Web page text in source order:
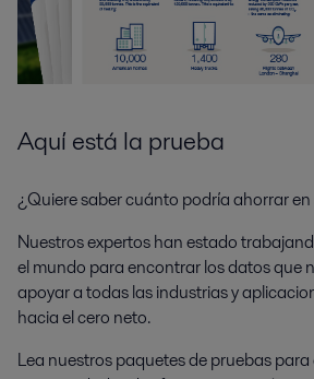
Aquí está la prueba
¿Quiere saber cuánto podría ahorrar
Nuestros expertos han estado
el mundo para encontrar los datos que
apoyar a todas las industrias y
hacia el cero neto.
Lea nuestros paquetes de pruebas